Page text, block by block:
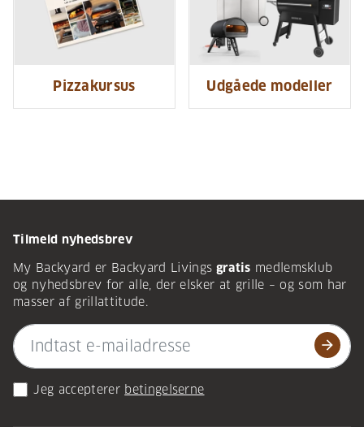
Pizzakursus Udgåede modeller
Tilmeld nyhedsbrev
My Backyard er Backyard Livings gratis medlemsklub
og nyhedsbrev for alle, der elsker at grille – og som har
masser af grillattitude.
arrow_forward
Jeg accepterer betingelserne